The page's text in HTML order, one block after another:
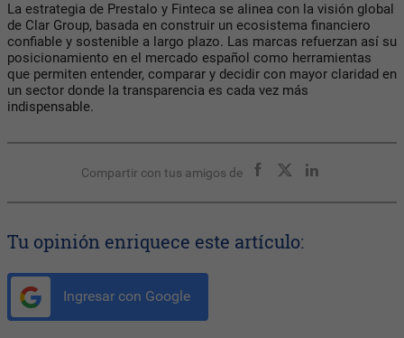
La estrategia de Prestalo y Finteca se alinea con la visión global
de Clar Group, basada en construir un ecosistema financiero
confiable y sostenible a largo plazo. Las marcas refuerzan así su
posicionamiento en el mercado español como herramientas
que permiten entender, comparar y decidir con mayor claridad en
un sector donde la transparencia es cada vez más
indispensable.
Compartir con tus amigos de
Tu opinión enriquece este artículo:
Ingresar con Google